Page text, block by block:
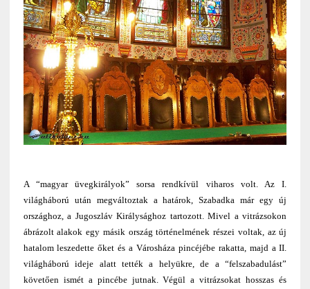
A “magyar üvegkirályok” sorsa rendkívül viharos volt. Az I.
világháború után megváltoztak a határok, Szabadka már egy új
országhoz, a Jugoszláv Királysághoz tartozott. Mivel a vitrázsokon
ábrázolt alakok egy másik ország történelmének részei voltak, az új
hatalom leszedette őket és a Városháza pincéjébe rakatta, majd a II.
világháború ideje alatt tették a helyükre, de a “felszabadulást”
követően ismét a pincébe jutnak. Végül a vitrázsokat hosszas és